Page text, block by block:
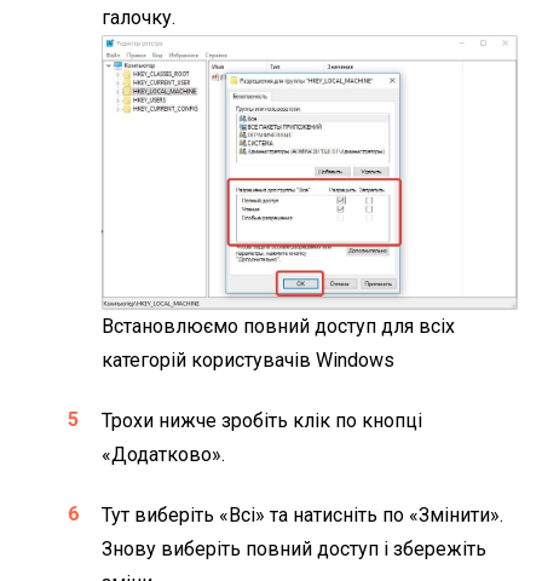
галочку.
Встановлюємо повний доступ для всіх
категорій користувачів Windows
Трохи нижче зробіть клік по кнопці
«Додатково».
Тут виберіть «Всі» та натисніть по «Змінити».
Знову виберіть повний доступ і збережіть